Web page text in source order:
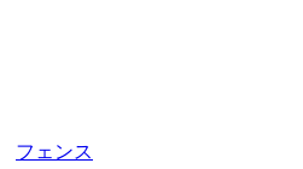
フェンス